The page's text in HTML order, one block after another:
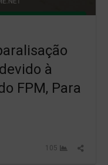
à
FPM, Para
105
Share